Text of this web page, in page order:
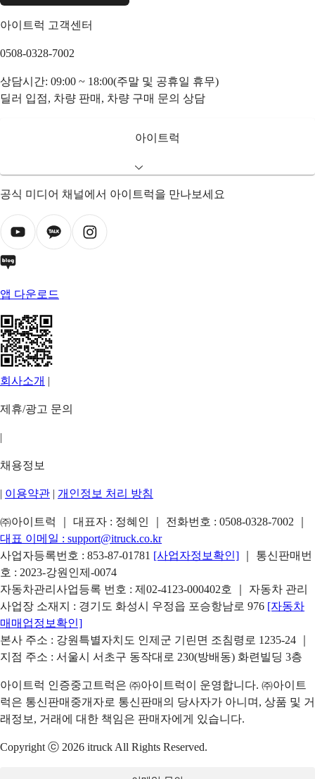
아이트럭 고객센터
0508-0328-7002
상담시간: 09:00 ~ 18:00(주말 및 공휴일 휴무)
딜러 입점, 차량 판매, 차량 구매 문의 상담
아이트럭
공식 미디어 채널에서 아이트럭을 만나보세요
앱 다운로드
회사소개 |
제휴/광고 문의
|
채용정보
| 이용약관 | 개인정보 처리 방침
㈜아이트럭 ｜ 대표자 : 정혜인 ｜ 전화번호 : 0508-0328-7002
대표 이메일 : support@itruck.co.kr
사업자등록번호 : 853-87-01781 [사업자정보확인]
｜ 통신판매번
호 : 2023-강원인제-0074
자동차관리사업등록 번호 : 제02-4123-000402호 ｜ 자동차 관리
사업장 소재지 : 경기도 화성시 우정읍 포승항남로 976 [자동차
매매업정보확인]
본사 주소 : 강원특별자치도 인제군 기린면 조침령로 1235-24 ｜
지점 주소 : 서울시 서초구 동작대로 230(방배동) 화련빌딩 3층
아이트럭 인증중고트럭은 ㈜아이트럭이 운영합니다. ㈜아이트
럭은 통신판매중개자로 통신판매의 당사자가 아니며, 상품 및 거
래정보, 거래에 대한 책임은 판매자에게 있습니다.
Copyright ⓒ 2026 itruck All Rights Reserved.